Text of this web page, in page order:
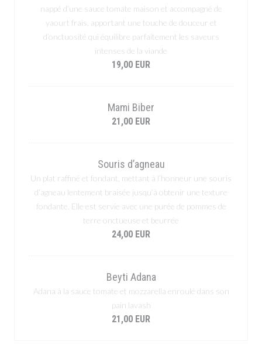
nappé d’une sauce tomate maison et accompagné de
yaourt frais, apportant une touche de douceur et
d’onctuosité qui équilibre parfaitement les saveurs
intenses de la viande
19,00 EUR
Mami Biber
21,00 EUR
Souris d’agneau
Un plat raffiné et fondant, mettant à l’honneur une souris
d’agneau lentement braisée jusqu’à obtenir une texture
fondante. Elle est servie avec une purée de pommes de
terre onctueuse et beurrée
24,00 EUR
Beyti Adana
Adana à la sauce tomate et mozzarella enroulé dans son
pain lavash
21,00 EUR